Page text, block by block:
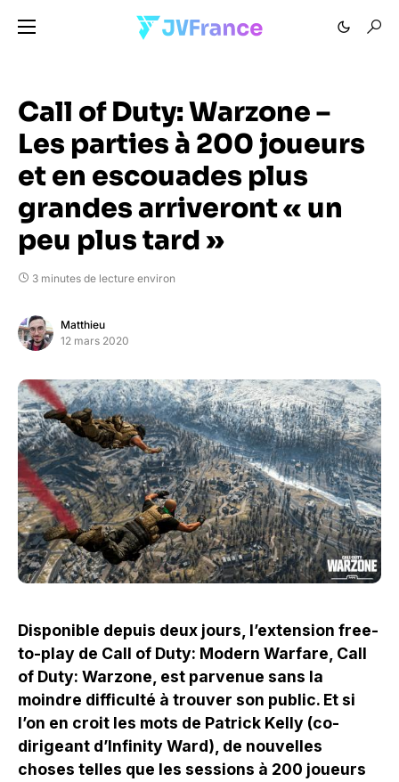
Call of Duty: Warzone –
Les parties à 200 joueurs
et en escouades plus
grandes arriveront « un
peu plus tard »
3 minutes de lecture environ
Matthieu
12 mars 2020
Disponible depuis deux jours, l’extension free-
to-play de Call of Duty: Modern Warfare, Call
of Duty: Warzone, est parvenue sans la
moindre difficulté à trouver son public. Et si
l’on en croit les mots de Patrick Kelly (co-
dirigeant d’Infinity Ward), de nouvelles
choses telles que les sessions à 200 joueurs